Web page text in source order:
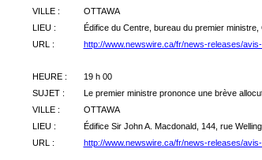
VILLE :
OTTAWA
LIEU :
Édifice du Centre, bureau du premier ministre,
URL :
http://www.newswire.ca/fr/news-releases/
HEURE :
19 h 00
SUJET :
Le premier ministre prononce une brève
VILLE :
OTTAWA
LIEU :
Édifice Sir John A. Macdonald, 144, rue
URL :
http://www.newswire.ca/fr/news-releases/